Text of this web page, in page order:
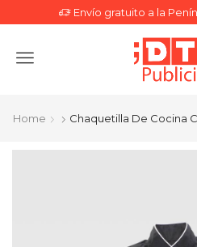
Envío gratuito a la
Menu
Home Chaquetilla De Cocina